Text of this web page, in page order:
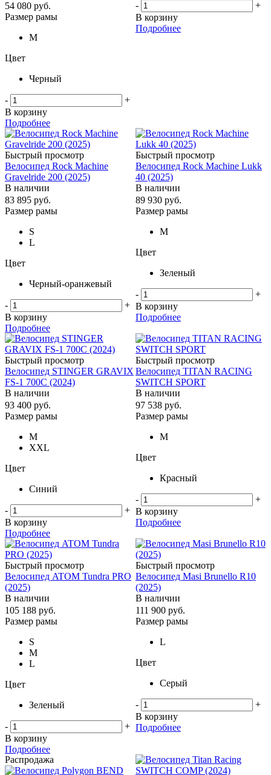
54 080 руб.
Размер рамы
M
Цвет
Черный
-
+
В корзину
Подробнее
-
+
В корзину
Подробнее
Быстрый просмотр
Велосипед Rock Machine
Gravelride 200 (2025)
В наличии
83 895 руб.
Размер рамы
S
L
Цвет
Черный-оранжевый
-
+
В корзину
Подробнее
Быстрый просмотр
Велосипед Rock Machine Lukk
40 (2025)
В наличии
89 930 руб.
Размер рамы
M
Цвет
Зеленый
-
+
В корзину
Подробнее
Быстрый просмотр
Велосипед STINGER GRAVIX
FS-1 700C (2024)
В наличии
93 400 руб.
Размер рамы
M
XXL
Цвет
Синий
-
+
В корзину
Подробнее
Быстрый просмотр
Велосипед TITAN RACING
SWITCH SPORT
В наличии
97 538 руб.
Размер рамы
M
Цвет
Красный
-
+
В корзину
Подробнее
Быстрый просмотр
Велосипед ATOM Tundra PRO
(2025)
В наличии
105 188 руб.
Размер рамы
S
M
L
Цвет
Зеленый
-
+
В корзину
Подробнее
Быстрый просмотр
Велосипед Masi Brunello R10
(2025)
В наличии
111 900 руб.
Размер рамы
L
Цвет
Серый
-
+
В корзину
Подробнее
Распродажа